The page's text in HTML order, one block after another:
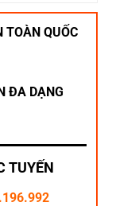
TOÀN QUỐC
ĐA DẠNG
TUYẾN